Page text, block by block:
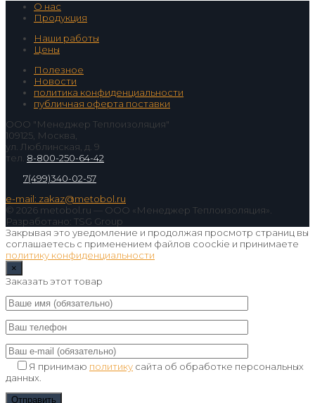
О нас
Продукция
Наши работы
Цены
Полезное
Новости
политика конфиденциальности
публичная оферта поставки
ООО "Менеджер Теплоизоляция"
109125, Москва,
ул. Люблинская, д. 9
тел. 8-800-250-64-42
7(499)340-02-57
e-mail: zakaz@metobol.ru
© 2026 metobol.ru — ООО «Менеджер Теплоизоляция».
Разработано: TSG Group
Закрывая это уведомление и продолжая просмотр страниц вы
соглашаетесь с применением файлов coockie и принимаете
политику конфиденциальности
×
Заказать этот товар
Я принимаю политику сайта об обработке персональных
данных.